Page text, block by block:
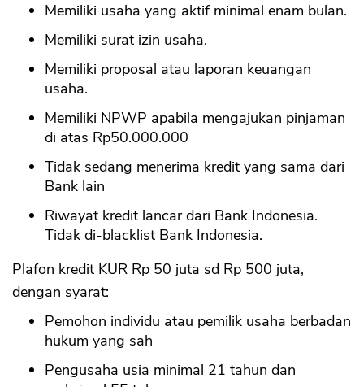
Memiliki usaha yang aktif minimal enam bulan.
Memiliki surat izin usaha.
Memiliki proposal atau laporan keuangan
usaha.
Memiliki NPWP apabila mengajukan pinjaman
di atas Rp50.000.000
Tidak sedang menerima kredit yang sama dari
Bank lain
Riwayat kredit lancar dari Bank Indonesia.
Tidak di-blacklist Bank Indonesia.
Plafon kredit KUR Rp 50 juta sd Rp 500 juta,
dengan syarat:
Pemohon individu atau pemilik usaha berbadan
hukum yang sah
Pengusaha usia minimal 21 tahun dan